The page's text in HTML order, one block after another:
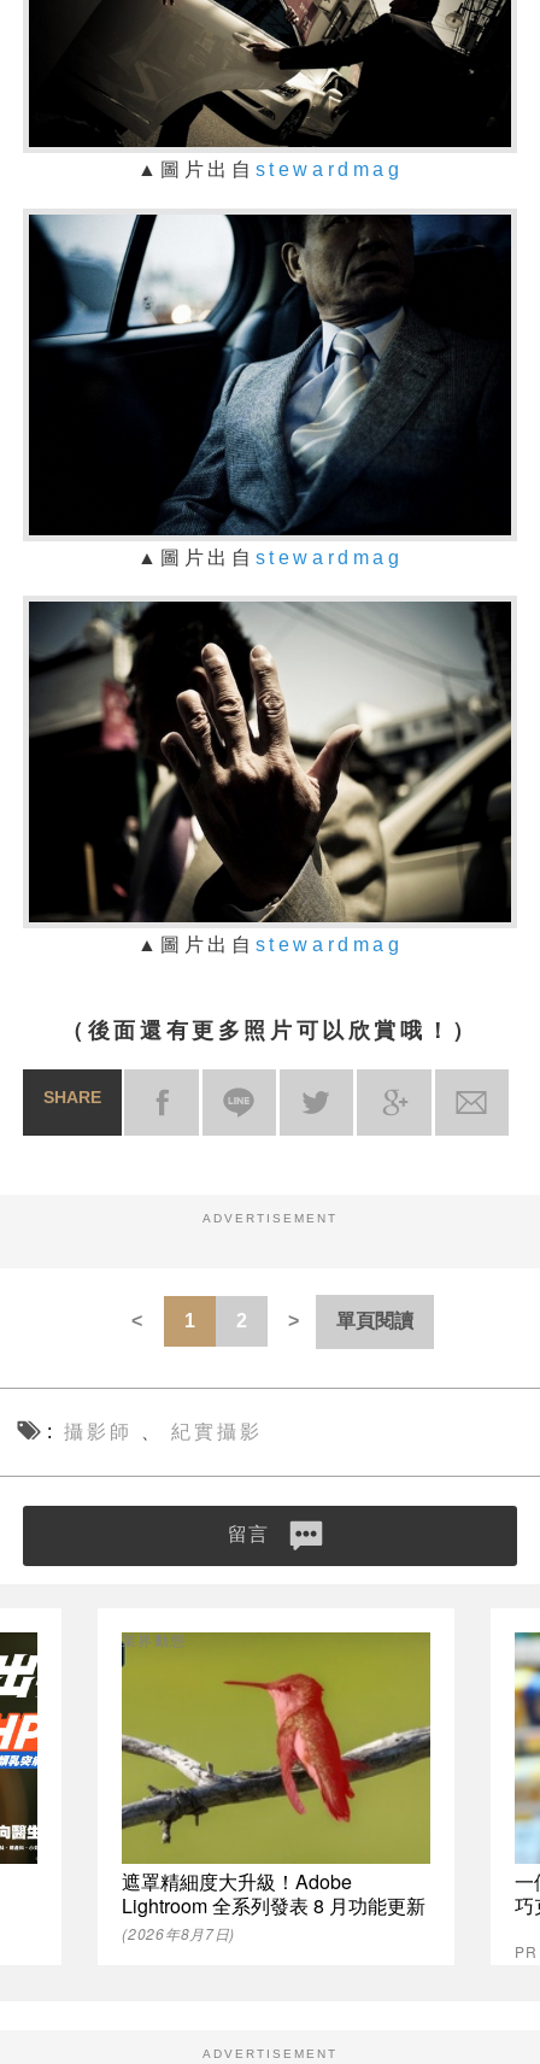
▲圖片出自 stewardmag
▲圖片出自 stewardmag
▲圖片出自 stewardmag
（後面還有更多照片可以欣賞哦！）
SHARE
ADVERTISEMENT
1 2 單頁閱讀
攝影師 、紀實攝影
留言
遮罩精細度大升級！Adobe
Lightroom 全系列發表 8 月功能更新
業界動態
(2026年8月7日)
一
巧
ADVERTISEMENT